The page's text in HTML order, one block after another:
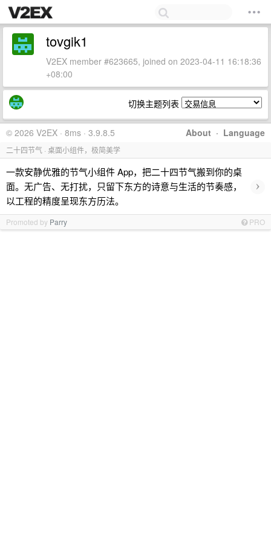
tovgik1
V2EX member #623665, joined on 2023-04-11 16:18:36
+08:00
切换主题列表
About · Language
© 2026 V2EX · 8ms · 3.9.8.5
二十四节气 · 桌面小组件，极简美学
一款安静优雅的节气小组件 App，把二十四节气搬到你的桌
面。无广告、无打扰，只留下东方的诗意与生活的节奏感，
以工程的精度呈现东方历法。
›
Promoted by Parry PRO